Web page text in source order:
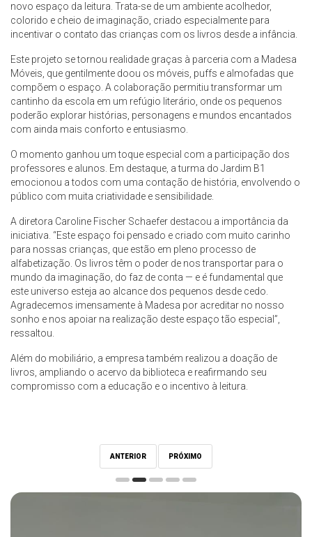
novo espaço da leitura. Trata-se de um ambiente acolhedor,
colorido e cheio de imaginação, criado especialmente para
incentivar o contato das crianças com os livros desde a infância.
Este projeto se tornou realidade graças à parceria com a Madesa
Móveis, que gentilmente doou os móveis, puffs e almofadas que
compõem o espaço. A colaboração permitiu transformar um
cantinho da escola em um refúgio literário, onde os pequenos
poderão explorar histórias, personagens e mundos encantados
com ainda mais conforto e entusiasmo.
O momento ganhou um toque especial com a participação dos
professores e alunos. Em destaque, a turma do Jardim B1
emocionou a todos com uma contação de história, envolvendo o
público com muita criatividade e sensibilidade.
A diretora Caroline Fischer Schaefer destacou a importância da
iniciativa. “Este espaço foi pensado e criado com muito carinho
para nossas crianças, que estão em pleno processo de
alfabetização. Os livros têm o poder de nos transportar para o
mundo da imaginação, do faz de conta — e é fundamental que
este universo esteja ao alcance dos pequenos desde cedo.
Agradecemos imensamente à Madesa por acreditar no nosso
sonho e nos apoiar na realização deste espaço tão especial”,
ressaltou.
Além do mobiliário, a empresa também realizou a doação de
livros, ampliando o acervo da biblioteca e reafirmando seu
compromisso com a educação e o incentivo à leitura.
ANTERIOR PRÓXIMO